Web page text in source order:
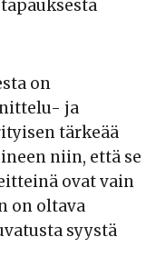
on
ja
tärkeää
niin, että se
ovat vain
on oltava
syystä